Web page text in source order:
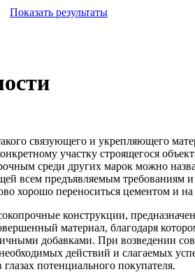
Показать результаты
связующего и укрепляющего
участку строящегося
среди других марок можно
всем предъявляемым требованиям
хорошо переноситься цементом и
конструкции,
материал, благодаря
добавками. При возведении
действий и слагаемых
потенциального покупателя.